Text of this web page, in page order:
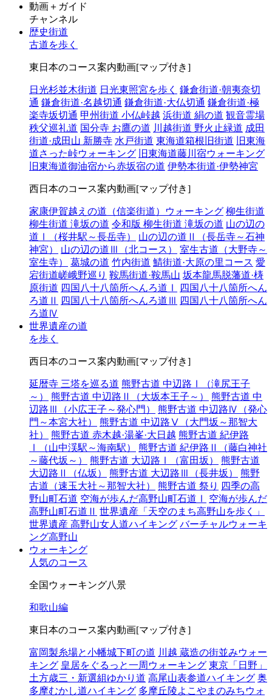
動画＋ガイド
チャンネル
歴史街道
古道を歩く
東日本のコース案内動画[マップ付き]
日光杉並木街道 日光東照宮を歩く 鎌倉街道·朝夷奈切
通 鎌倉街道·名越切通 鎌倉街道·大仏切通 鎌倉街道·極
楽寺坂切通 甲州街道 小仏峠越 浜街道 絹の道 観音霊場
秩父巡礼道 国分寺 お鷹の道 川越街道 野火止緑道 成田
街道·成田山 新勝寺 水戸街道 東海道箱根旧街道
旧東海
道さった峠ウォーキング
旧東海道藤川宿ウォーキング
旧東海道御油宿から赤坂宿の道 伊勢本街道·伊勢神宮
西日本のコース案内動画[マップ付き]
家康伊賀越えの道（信楽街道）ウォーキング 柳生街道
柳生街道 滝坂の道 令和版 柳生街道 滝坂の道 山の辺の
道Ⅰ（桜井駅～長岳寺）
山の辺の道Ⅱ（長岳寺～石神
神宮）
山の辺の道Ⅲ（北コース）
室生古道（大野寺～
室生寺）
葛城の道 竹内街道 鯖街道·大原の里コース 愛
宕街道嵯峨野巡り 鞍馬街道·鞍馬山 坂本龍馬脱藩道·梼
原街道 四国八十八箇所へんろ道Ⅰ
四国八十八箇所へん
ろ道Ⅱ
四国八十八箇所へんろ道Ⅲ 四国八十八箇所へん
ろ道Ⅳ
世界遺産の道
を歩く
西日本のコース案内動画[マップ付き]
延暦寺 三塔を巡る道 熊野古道 中辺路Ⅰ（滝尻王子
～）
熊野古道 中辺路Ⅱ（大坂本王子～）
熊野古道 中
辺路Ⅲ（小広王子～発心門）
熊野古道 中辺路Ⅳ（発心
門～本宮大社）
熊野古道 中辺路Ⅴ（大門坂～那智大
社）
熊野古道 赤木越·湯峯·大日越 熊野古道 紀伊路
Ⅰ（山中渓駅～海南駅）
熊野古道 紀伊路Ⅱ（藤白神社
～藤代坂～）
熊野古道 大辺路Ⅰ（富田坂）
熊野古道
大辺路Ⅱ（仏坂）
熊野古道 大辺路Ⅲ（長井坂）
熊野
古道（速玉大社～那智大社）
熊野古道 祭り
四季の高
野山町石道 空海が歩んだ高野山町石道Ⅰ
空海が歩んだ
高野山町石道Ⅱ 世界遺産「天空のまち高野山を歩く」
世界遺産 高野山女人道ハイキング バーチャルウォーキ
ング高野山
ウォーキング
人気のコース
全国ウォーキング八景
和歌山編
東日本のコース案内動画[マップ付き]
富岡製糸場と小幡城下町の道 川越 蔵造の街並みウォー
キング 皇居をぐるっと一周ウォーキング 東京「日野」
土方歳三・新選組ゆかり道 高尾山表参道ハイキング 奥
多摩むかし道ハイキング 多摩丘陵よこやまのみちウォ